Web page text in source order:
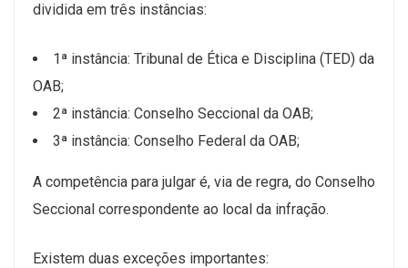
dividida em três instâncias:
1ª instância: Tribunal de Ética e Disciplina (TED) da
OAB;
2ª instância: Conselho Seccional da OAB;
3ª instância: Conselho Federal da OAB;
A competência para julgar é, via de regra, do Conselho
Seccional correspondente ao local da infração.
Existem duas exceções importantes: